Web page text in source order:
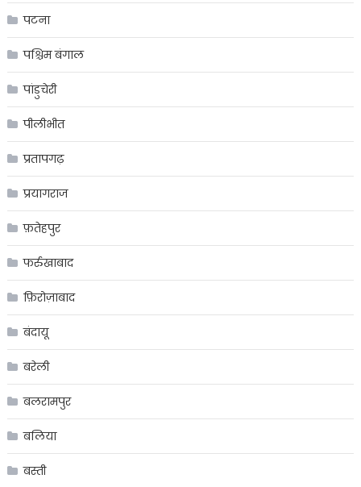
पटना
पश्चिम बंगाल
पांडुचेरी
पीलीभीत
प्रतापगढ़
प्रयागराज
फ़तेहपुर
फर्रुखाबाद
फ़िरोज़ाबाद
बंदायू
बरेली
बलरामपुर
बलिया
बस्ती